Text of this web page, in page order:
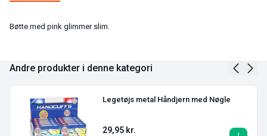
Bøtte med pink glimmer slim.
Andre produkter i denne kategori
Legetøjs metal Håndjern med Nøgle
29,95 kr.